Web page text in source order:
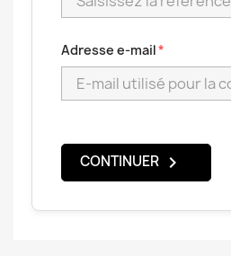
Adresse e-mail
CONTINUER chevron_right